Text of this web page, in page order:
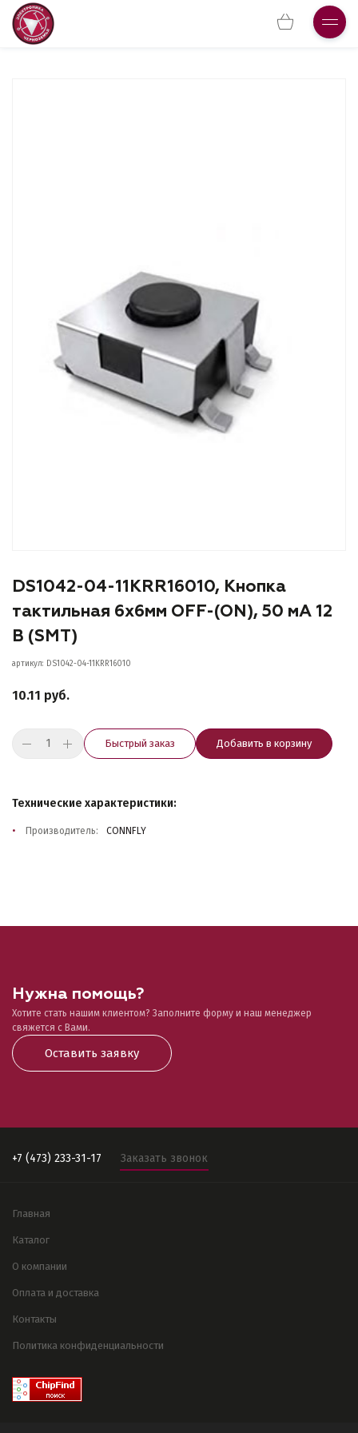
DS1042-04-11KRR16010, Кнопка
тактильная 6х6мм OFF-(ON), 50 мА 12
В (SMT)
артикул: DS1042-04-11KRR16010
10.11 руб.
Добавить в корзину
Быстрый заказ
Технические характеристики:
Производитель: CONNFLY
Нужна помощь?
Хотите стать нашим клиентом? Заполните форму и наш менеджер
свяжется с Вами.
Оставить заявку
+7 (473) 233-31-17 Заказать звонок
Главная
Каталог
О компании
Оплата и доставка
Контакты
Политика конфиденциальности